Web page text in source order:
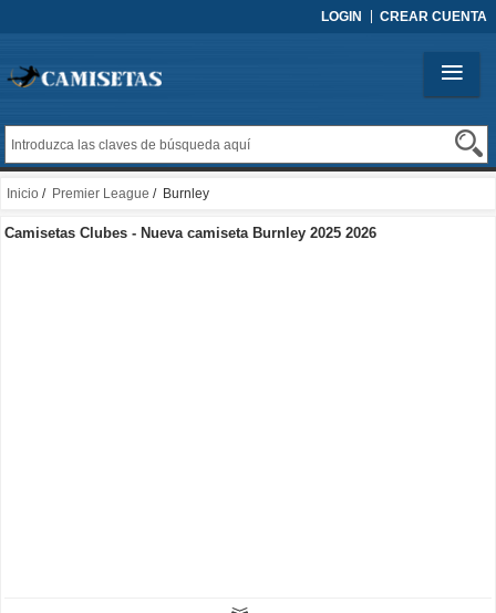
LOGIN CREAR CUENTA
Inicio / Premier League / Burnley
Camisetas Clubes - Nueva camiseta Burnley 2025 2026